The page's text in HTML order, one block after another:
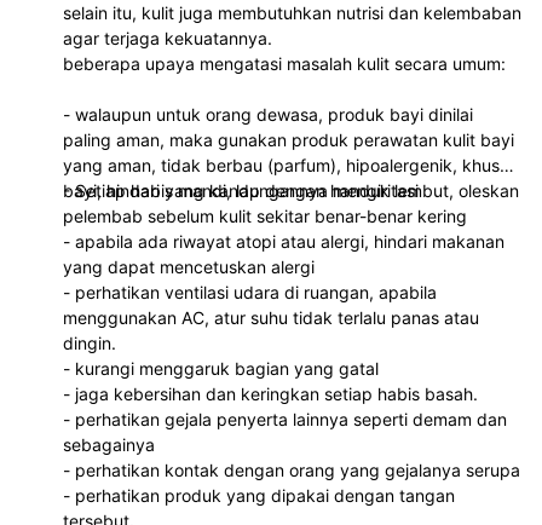
selain itu, kulit juga membutuhkan nutrisi dan kelembaban
agar terjaga kekuatannya.
beberapa upaya mengatasi masalah kulit secara umum:
- walaupun untuk orang dewasa, produk bayi dinilai
paling aman, maka gunakan produk perawatan kulit bayi
yang aman, tidak berbau (parfum), hipoalergenik, khusus
bayi, hindari yang kandungannya mengiritasi
- Setiap habis mandi, lap dengan handuk lembut, oleskan
pelembab sebelum kulit sekitar benar-benar kering
- apabila ada riwayat atopi atau alergi, hindari makanan
yang dapat mencetuskan alergi
- perhatikan ventilasi udara di ruangan, apabila
menggunakan AC, atur suhu tidak terlalu panas atau
dingin.
- kurangi menggaruk bagian yang gatal
- jaga kebersihan dan keringkan setiap habis basah.
- perhatikan gejala penyerta lainnya seperti demam dan
sebagainya
- perhatikan kontak dengan orang yang gejalanya serupa
- perhatikan produk yang dipakai dengan tangan
tersebut.